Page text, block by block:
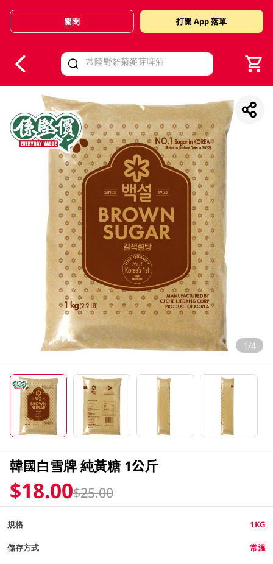
Valid Until 30 June 2026
關閉 打開 App 落單
1/4
韓國白雪牌 純黃糖 1公斤
$18.00$25.00
規格 1KG
儲存方式 常溫